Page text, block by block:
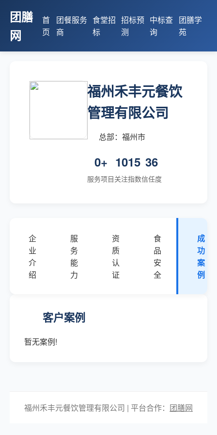
团膳
网
首
页
团餐服务
商
食堂招
标
招标预
测
中标查
询
团膳学
苑
福州禾丰元餐饮
管理有限公司
总部：福州市
0+
服务项目
1015
关注指数
36
信任度
企
业
介
绍
服
务
能
力
资
质
认
证
食
品
安
全
成
功
案
例
客户案例
暂无案例!
福州禾丰元餐饮管理有限公司 | 平台合作： 团膳网